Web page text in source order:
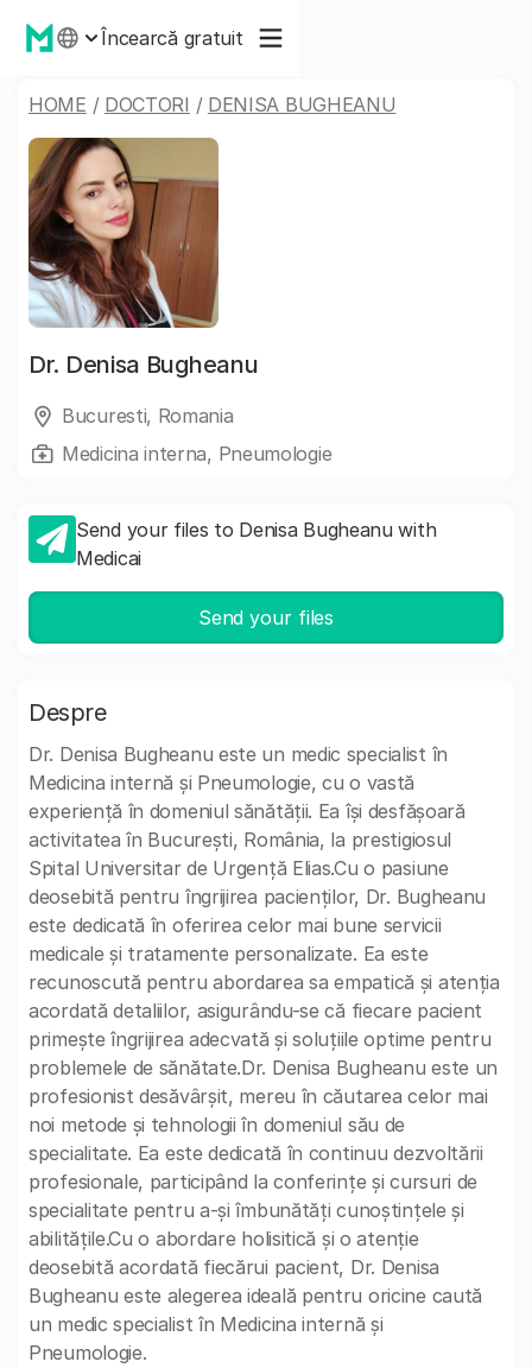
Încearcă gratuit
HOME / DOCTORI / DENISA BUGHEANU
Dr. Denisa Bugheanu
Bucuresti, Romania
Medicina interna, Pneumologie
Send your files to Denisa Bugheanu with
Medicai
Send your files
Despre
Dr. Denisa Bugheanu este un medic specialist în
Medicina internă și Pneumologie, cu o vastă
experiență în domeniul sănătății. Ea își desfășoară
activitatea în București, România, la prestigiosul
Spital Universitar de Urgență Elias.Cu o pasiune
deosebită pentru îngrijirea pacienților, Dr. Bugheanu
este dedicată în oferirea celor mai bune servicii
medicale și tratamente personalizate. Ea este
recunoscută pentru abordarea sa empatică și atenția
acordată detaliilor, asigurându-se că fiecare pacient
primește îngrijirea adecvată și soluțiile optime pentru
problemele de sănătate.Dr. Denisa Bugheanu este un
profesionist desăvârșit, mereu în căutarea celor mai
noi metode și tehnologii în domeniul său de
specialitate. Ea este dedicată în continuu dezvoltării
profesionale, participând la conferințe și cursuri de
specialitate pentru a-și îmbunătăți cunoștințele și
abilitățile.Cu o abordare holisitică și o atenție
deosebită acordată fiecărui pacient, Dr. Denisa
Bugheanu este alegerea ideală pentru oricine caută
un medic specialist în Medicina internă și
Pneumologie.